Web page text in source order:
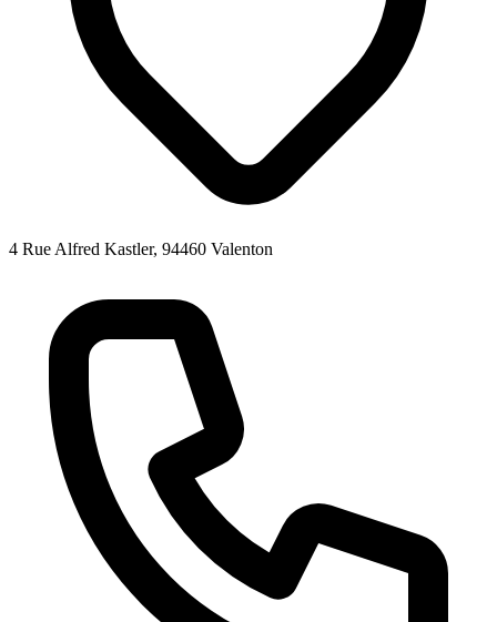
4 Rue Alfred Kastler, 94460 Valenton